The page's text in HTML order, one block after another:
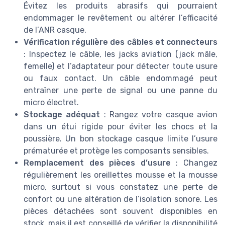
Évitez les produits abrasifs qui pourraient
endommager le revêtement ou altérer l’efficacité
de l’ANR casque.
Vérification régulière des câbles et connecteurs
: Inspectez le câble, les jacks aviation (jack mâle,
femelle) et l’adaptateur pour détecter toute usure
ou faux contact. Un câble endommagé peut
entraîner une perte de signal ou une panne du
micro électret.
Stockage adéquat : Rangez votre casque avion
dans un étui rigide pour éviter les chocs et la
poussière. Un bon stockage casque limite l’usure
prématurée et protège les composants sensibles.
Remplacement des pièces d’usure : Changez
régulièrement les oreillettes mousse et la mousse
micro, surtout si vous constatez une perte de
confort ou une altération de l’isolation sonore. Les
pièces détachées sont souvent disponibles en
stock, mais il est conseillé de vérifier la disponibilité